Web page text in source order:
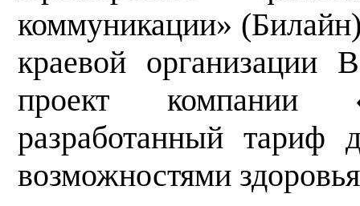
коммуникации»
краевой организации
проект компании
разработанный тариф
возможностями